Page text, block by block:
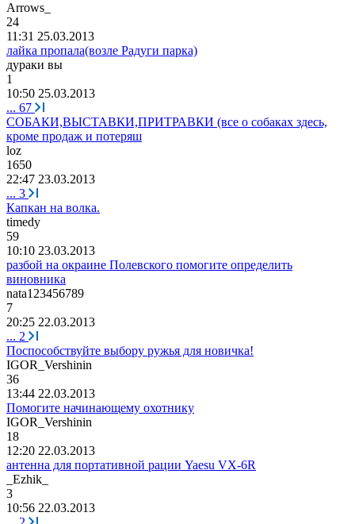
Arrows_
24
11:31 25.03.2013
лайка пропала(возле Радуги парка)
дураки вы
1
10:50 25.03.2013
... 67
СОБАКИ,ВЫСТАВКИ,ПРИТРАВКИ (все о собаках здесь,
кроме продаж и потеряш
loz
1650
22:47 23.03.2013
... 3
Капкан на волка.
timedy
59
10:10 23.03.2013
разбой на окраине Полевского помогите определить
виновника
nata123456789
7
20:25 22.03.2013
... 2
Поспособствуйте выбору ружья для новичка!
IGOR_Vershinin
36
13:44 22.03.2013
Помогите начинающему охотнику
IGOR_Vershinin
18
12:20 22.03.2013
антенна для портативной рации Yaesu VX-6R
_Ezhik_
3
10:56 22.03.2013